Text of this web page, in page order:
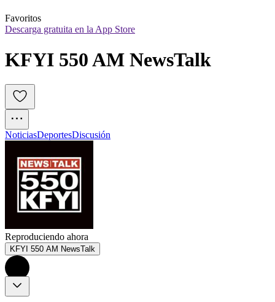
Favoritos
Descarga gratuita en la App Store
KFYI 550 AM NewsTalk
NoticiasDeportesDiscusión
Reproduciendo ahora
KFYI 550 AM NewsTalk